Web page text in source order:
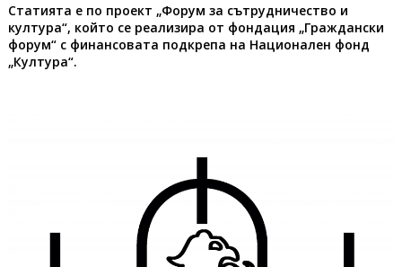
Статията е по проект „Форум за сътрудничество и
култура“, който се реализира от фондация „Граждански
форум“ с финансовата подкрепа на Национален фонд
„Култура“.